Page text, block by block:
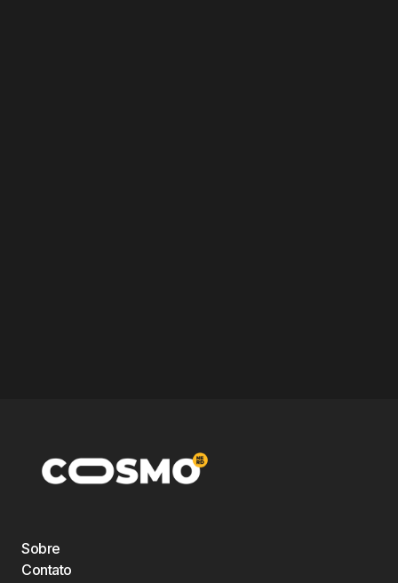
Sobre
Contato